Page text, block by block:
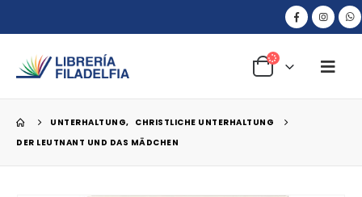
UNTERHALTUNG, CHRISTLICHE UNTERHALTUNG
DER LEUTNANT UND DAS MÄDCHEN